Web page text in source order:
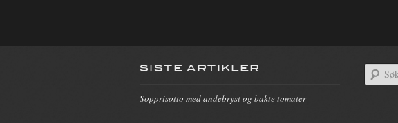
SISTE ARTIKLER
Sopprisotto med andebryst og bakte tomater